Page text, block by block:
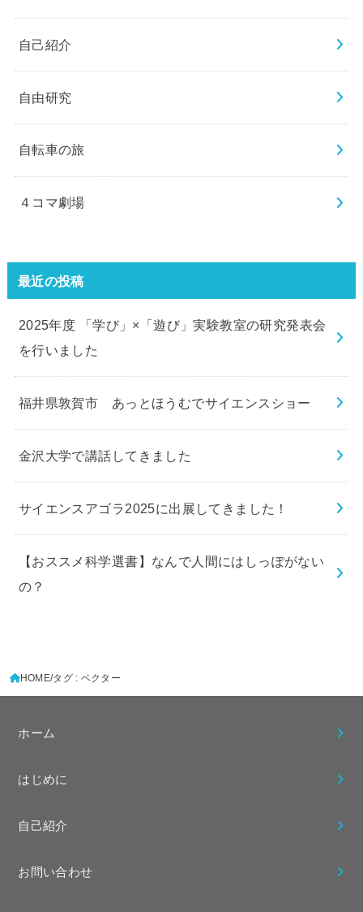
自己紹介
自由研究
自転車の旅
４コマ劇場
最近の投稿
2025年度 「学び」×「遊び」実験教室の研究発表会
を行いました
福井県敦賀市 あっとほうむでサイエンスショー
金沢大学で講話してきました
サイエンスアゴラ2025に出展してきました！
【おススメ科学選書】なんで人間にはしっぽがない
の？
HOME タグ : ベクター
ホーム
はじめに
自己紹介
お問い合わせ